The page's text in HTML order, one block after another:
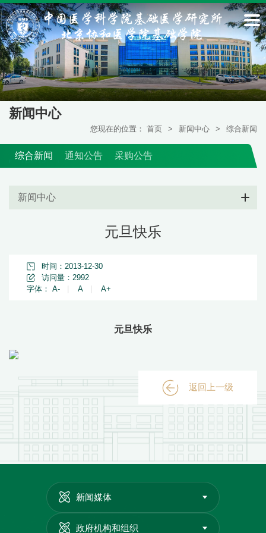
新闻中心
您现在的位置： 首页 > 新闻中心 > 综合新闻
综合新闻 通知公告 采购公告
新闻中心
元旦快乐
时间：2013-12-30
访问量： 2992
字体： A- A A+
元旦快乐
返回上一级
新闻媒体
政府机构和组织